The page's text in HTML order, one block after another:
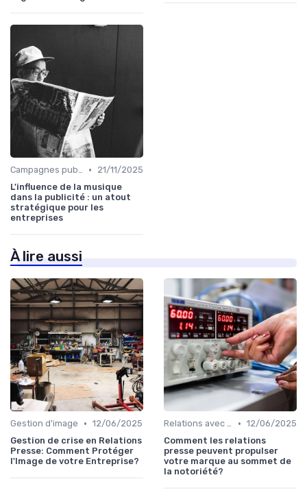
Campagnes publicitaires •
21/11/2025
L'influence de la musique
dans la publicité : un atout
stratégique pour les
entreprises
À lire aussi
Gestion d'image • 12/06/2025
Gestion de crise en Relations
Presse: Comment Protéger
l'Image de votre Entreprise?
Relations avec les médias • 12/06/2025
Comment les relations
presse peuvent propulser
votre marque au sommet de
la notoriété?